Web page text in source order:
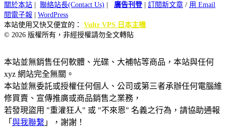
關於本站 | 聯絡站長(Contact Us) | 廣告刊登| 訂閱新文章 / 用 Email
閱電子報 | WordPress
本站使用又快又便宜的： Vultr VPS 日本主機
© 2026 版權所有，非經授權請勿全文轉貼
本站並無銷售任何軟體、光碟、大補帖等商品，本站與任何
xyz 網站完全無關。
本站並無委託或授權任何個人、公司或第三者承辦任何電腦維
修買賣、宣傳推廣或商品銷售之業務，
若發現盜用 "重灌狂人" 或 "不來恩" 名義之行為，請協助通報
「 與我聯繫 」，謝謝！